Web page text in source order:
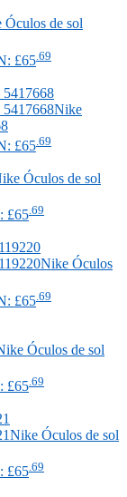
Óculos de sol
£65 .69
Nike
£65 .69
Óculos de sol
£65.69
Nike Óculos
£65 .69
Óculos de sol
£65 .69
Nike Óculos de sol
£65.69